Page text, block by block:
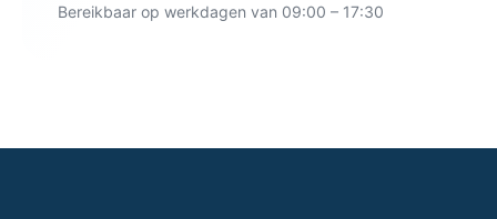
Bereikbaar op werkdagen van 09:00 – 17:30